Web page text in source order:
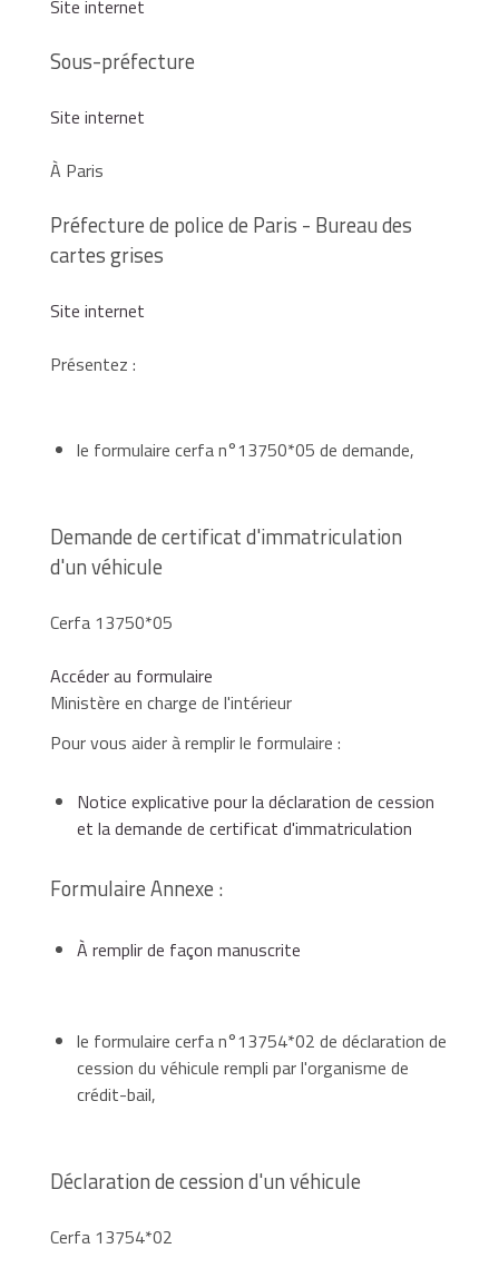
Site internet
Sous-préfecture
Site internet
À Paris
Préfecture de police de Paris - Bureau des
cartes grises
Site internet
Présentez :
le formulaire cerfa n°13750*05 de demande,
Demande de certificat d'immatriculation
d'un véhicule
Cerfa 13750*05
Accéder au formulaire
Ministère en charge de l'intérieur
Pour vous aider à remplir le formulaire :
Notice explicative pour la déclaration de cession
et la demande de certificat d'immatriculation
Formulaire Annexe :
À remplir de façon manuscrite
le formulaire cerfa n°13754*02 de déclaration de
cession du véhicule rempli par l'organisme de
crédit-bail,
Déclaration de cession d'un véhicule
Cerfa 13754*02